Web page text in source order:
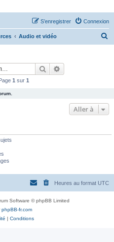
Connexion
S’enregistrer
Audio et vidéo
Rechercher
1 sur 1
Aller à
Heures au format UTC
Software © phpBB Limited
phpBB-fr.com
| Conditions